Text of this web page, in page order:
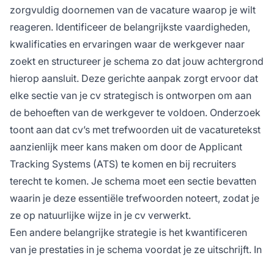
zorgvuldig doornemen van de vacature waarop je wilt
reageren. Identificeer de belangrijkste vaardigheden,
kwalificaties en ervaringen waar de werkgever naar
zoekt en structureer je schema zo dat jouw achtergrond
hierop aansluit. Deze gerichte aanpak zorgt ervoor dat
elke sectie van je cv strategisch is ontworpen om aan
de behoeften van de werkgever te voldoen. Onderzoek
toont aan dat cv’s met trefwoorden uit de vacaturetekst
aanzienlijk meer kans maken om door de Applicant
Tracking Systems (ATS) te komen en bij recruiters
terecht te komen. Je schema moet een sectie bevatten
waarin je deze essentiële trefwoorden noteert, zodat je
ze op natuurlijke wijze in je cv verwerkt.
Een andere belangrijke strategie is het kwantificeren
van je prestaties in je schema voordat je ze uitschrijft. In